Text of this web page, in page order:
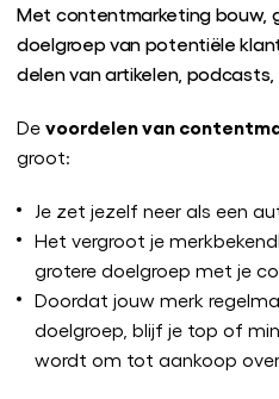
Met contentmarketing bouw,
doelgroep van potentiële
delen van artikelen, podcasts,
De voordelen van
groot:
Je zet jezelf neer als een
Het vergroot je
grotere doelgroep met je
Doordat jouw merk
doelgroep, blijf je top of
wordt om tot aankoop